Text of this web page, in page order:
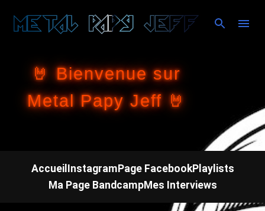
Accéder au contenu principal
🤘 Bienvenue sur
Metal Papy Jeff 🤘
Accueil InstagramPage FacebookPlaylists
Ma Page BandcampMes Interviews